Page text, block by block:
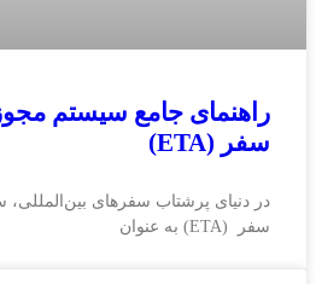
راهنمای جامع سیستم
سفر (ETA)
در دنیای پرشتاب سفرهای بین‌المللی،
سفر (ETA) به عنوان